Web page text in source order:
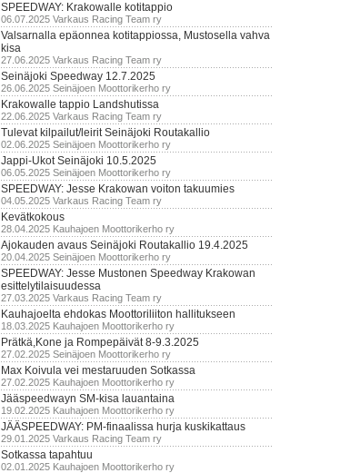
SPEEDWAY: Krakowalle kotitappio
06.07.2025 Varkaus Racing Team ry
Valsarnalla epäonnea kotitappiossa, Mustosella vahva
kisa
27.06.2025 Varkaus Racing Team ry
Seinäjoki Speedway 12.7.2025
26.06.2025 Seinäjoen Moottorikerho ry
Krakowalle tappio Landshutissa
22.06.2025 Varkaus Racing Team ry
Tulevat kilpailut/leirit Seinäjoki Routakallio
02.06.2025 Seinäjoen Moottorikerho ry
Jappi-Ukot Seinäjoki 10.5.2025
06.05.2025 Seinäjoen Moottorikerho ry
SPEEDWAY: Jesse Krakowan voiton takuumies
04.05.2025 Varkaus Racing Team ry
Kevätkokous
28.04.2025 Kauhajoen Moottorikerho ry
Ajokauden avaus Seinäjoki Routakallio 19.4.2025
20.04.2025 Seinäjoen Moottorikerho ry
SPEEDWAY: Jesse Mustonen Speedway Krakowan
esittelytilaisuudessa
27.03.2025 Varkaus Racing Team ry
Kauhajoelta ehdokas Moottoriliiton hallitukseen
18.03.2025 Kauhajoen Moottorikerho ry
Prätkä,Kone ja Rompepäivät 8-9.3.2025
27.02.2025 Seinäjoen Moottorikerho ry
Max Koivula vei mestaruuden Sotkassa
27.02.2025 Kauhajoen Moottorikerho ry
Jääspeedwayn SM-kisa lauantaina
19.02.2025 Kauhajoen Moottorikerho ry
JÄÄSPEEDWAY: PM-finaalissa hurja kuskikattaus
29.01.2025 Varkaus Racing Team ry
Sotkassa tapahtuu
02.01.2025 Kauhajoen Moottorikerho ry